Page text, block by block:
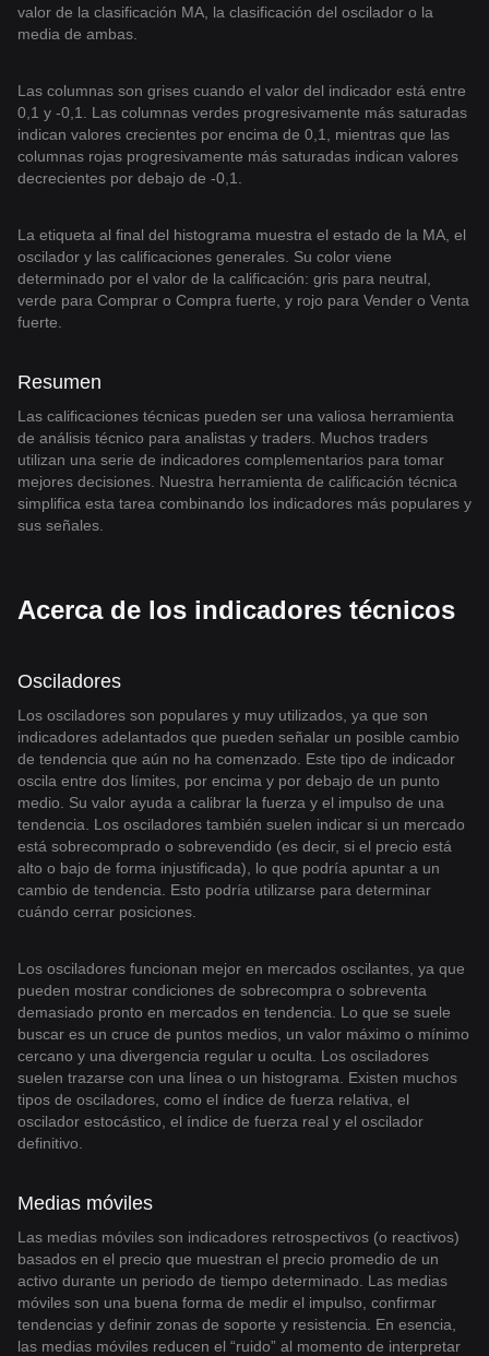
valor de la clasificación MA, la clasificación del oscilador o la
media de ambas.
Las columnas son grises cuando el valor del indicador está entre
0,1 y -0,1. Las columnas verdes progresivamente más saturadas
indican valores crecientes por encima de 0,1, mientras que las
columnas rojas progresivamente más saturadas indican valores
decrecientes por debajo de -0,1.
La etiqueta al final del histograma muestra el estado de la MA, el
oscilador y las calificaciones generales. Su color viene
determinado por el valor de la calificación: gris para neutral,
verde para Comprar o Compra fuerte, y rojo para Vender o Venta
fuerte.
Resumen
Las calificaciones técnicas pueden ser una valiosa herramienta
de análisis técnico para analistas y traders. Muchos traders
utilizan una serie de indicadores complementarios para tomar
mejores decisiones. Nuestra herramienta de calificación técnica
simplifica esta tarea combinando los indicadores más populares y
sus señales.
Acerca de los indicadores técnicos
Osciladores
Los osciladores son populares y muy utilizados, ya que son
indicadores adelantados que pueden señalar un posible cambio
de tendencia que aún no ha comenzado. Este tipo de indicador
oscila entre dos límites, por encima y por debajo de un punto
medio. Su valor ayuda a calibrar la fuerza y el impulso de una
tendencia. Los osciladores también suelen indicar si un mercado
está sobrecomprado o sobrevendido (es decir, si el precio está
alto o bajo de forma injustificada), lo que podría apuntar a un
cambio de tendencia. Esto podría utilizarse para determinar
cuándo cerrar posiciones.
Los osciladores funcionan mejor en mercados oscilantes, ya que
pueden mostrar condiciones de sobrecompra o sobreventa
demasiado pronto en mercados en tendencia. Lo que se suele
buscar es un cruce de puntos medios, un valor máximo o mínimo
cercano y una divergencia regular u oculta. Los osciladores
suelen trazarse con una línea o un histograma. Existen muchos
tipos de osciladores, como el índice de fuerza relativa, el
oscilador estocástico, el índice de fuerza real y el oscilador
definitivo.
Medias móviles
Las medias móviles son indicadores retrospectivos (o reactivos)
basados en el precio que muestran el precio promedio de un
activo durante un periodo de tiempo determinado. Las medias
móviles son una buena forma de medir el impulso, confirmar
tendencias y definir zonas de soporte y resistencia. En esencia,
las medias móviles reducen el “ruido” al momento de interpretar